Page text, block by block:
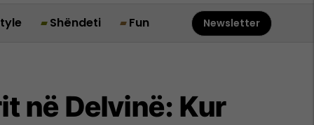
Shëndeti Fun Newsletter
në Delvinë: Kur